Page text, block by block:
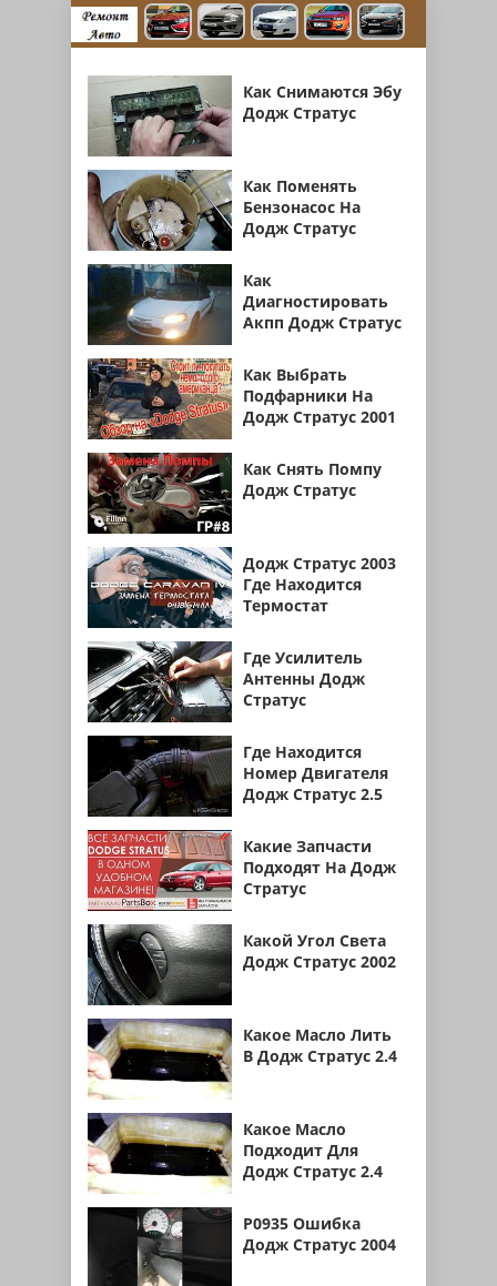
Как Снимаются Эбу
Додж Стратус
Как Поменять
Бензонасос На
Додж Стратус
Как
Диагностировать
Акпп Додж Стратус
Как Выбрать
Подфарники На
Додж Стратус 2001
Как Снять Помпу
Додж Стратус
Додж Стратус 2003
Где Находится
Термостат
Где Усилитель
Антенны Додж
Стратус
Где Находится
Номер Двигателя
Додж Стратус 2.5
Какие Запчасти
Подходят На Додж
Стратус
Какой Угол Света
Додж Стратус 2002
Какое Масло Лить
В Додж Стратус 2.4
Какое Масло
Подходит Для
Додж Стратус 2.4
Р0935 Ошибка
Додж Стратус 2004